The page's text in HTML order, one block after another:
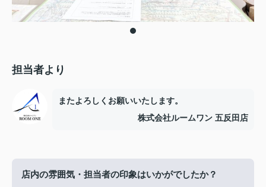
担当者より
またよろしくお願いいたします。
株式会社ルームワン 五反田店
店内の雰囲気・担当者の印象はいかがでしたか？